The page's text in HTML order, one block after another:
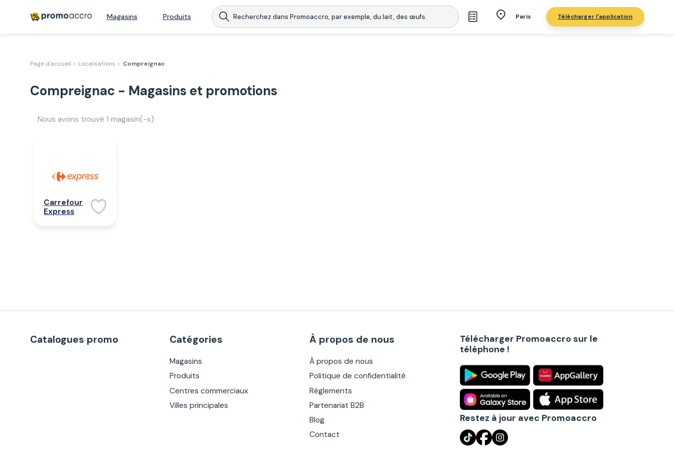
Magasins Produits Paris Télécharger l'application
Page d'accueil > Localisations > Compreignac
Compreignac - Magasins et promotions
Nous avons trouvé 1 magasin(-s)
Carrefour
Express
Catalogues promo Catégories
Magasins
Produits
Centres commerciaux
Villes principales
À propos de nous
À propos de nous
Politique de confidentialité
Règlements
Partenariat B2B
Blog
Contact
Télécharger Promoaccro sur le
téléphone !
Restez à jour avec Promoaccro